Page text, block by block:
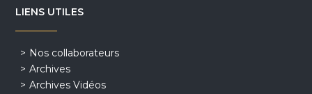
LIENS UTILES
Nos collaborateurs
Archives
Archives Vidéos